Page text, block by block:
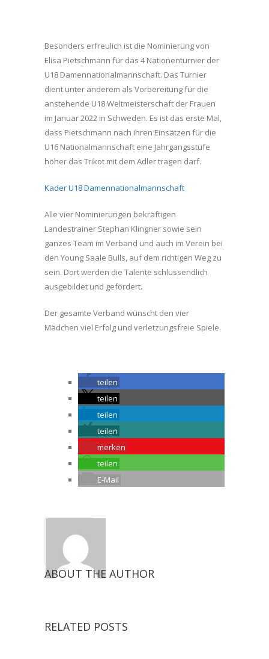
Besonders erfreulich ist die Nominierung von
Elisa Pietschmann für das 4 Nationenturnier der
U18 Damennationalmannschaft. Das Turnier
dient unter anderem als Vorbereitung für die
anstehende U18 Weltmeisterschaft der Frauen
im Januar 2022 in Schweden. Es ist das erste Mal,
dass Pietschmann nach ihren Einsätzen für die
U16 Nationalmannschaft eine Jahrgangsstufe
höher das Trikot mit dem Adler tragen darf.
Kader U18 Damennationalmannschaft
Alle vier Nominierungen bekräftigen
Landestrainer Stephan Klingner sowie sein
ganzes Team im Verband und auch im Verein bei
den Young Saale Bulls, auf dem richtigen Weg zu
sein. Dort werden die Talente schlussendlich
ausgebildet und gefördert.
Der gesamte Verband wünscht den vier
Mädchen viel Erfolg und verletzungsfreie Spiele.
teilen
teilen
teilen
teilen
merken
teilen
E-Mail
ABOUT THE AUTHOR
RELATED POSTS